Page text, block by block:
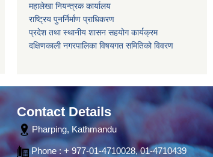
महालेखा नियन्त्रक कार्यालय
राष्ट्रिय पुनर्निर्माण प्राधिकरण
प्रदेश तथा स्थानीय शासन सहयोग कार्यक्रम
दक्षिणकाली नगरपालिका विषयगत समितिको विवरण
Contact Details
Pharping, Kathmandu
Phone : + 977-01-4710028, 01-4710439